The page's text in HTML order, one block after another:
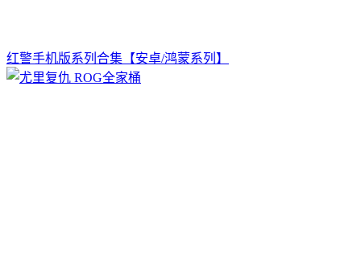
红警手机版系列合集【安卓/鸿蒙系列】